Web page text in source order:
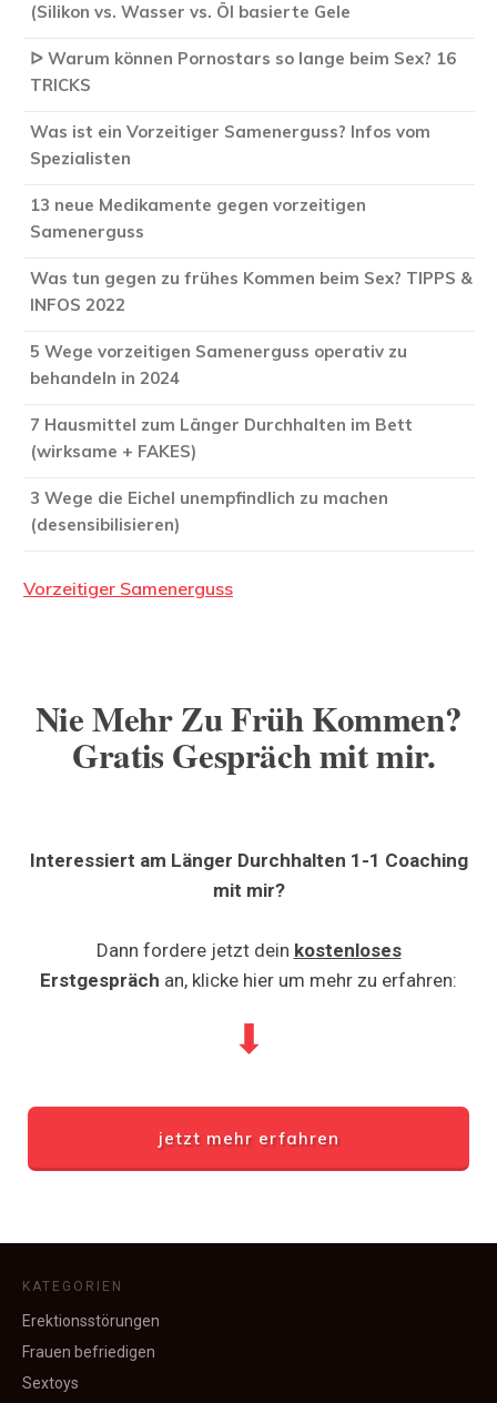
(Silikon vs. Wasser vs. Öl basierte Gele
ᐅ Warum können Pornostars so lange beim Sex? 16
TRICKS
Was ist ein Vorzeitiger Samenerguss? Infos vom
Spezialisten
13 neue Medikamente gegen vorzeitigen
Samenerguss
Was tun gegen zu frühes Kommen beim Sex? TIPPS &
INFOS 2022
5 Wege vorzeitigen Samenerguss operativ zu
behandeln in 2024
7 Hausmittel zum Länger Durchhalten im Bett
(wirksame + FAKES)
3 Wege die Eichel unempfindlich zu machen
(desensibilisieren)
Vorzeitiger Samenerguss
Nie Mehr Zu Früh Kommen?
Gratis Gespräch mit mir.
Interessiert am Länger Durchhalten 1-1 Coaching
mit mir?
Dann fordere jetzt dein kostenloses
Erstgespräch an, klicke hier um mehr zu erfahren:
⬇
jetzt mehr erfahren
KATEGORIEN
Erektionsstörungen
Frauen befriedigen
Sextoys